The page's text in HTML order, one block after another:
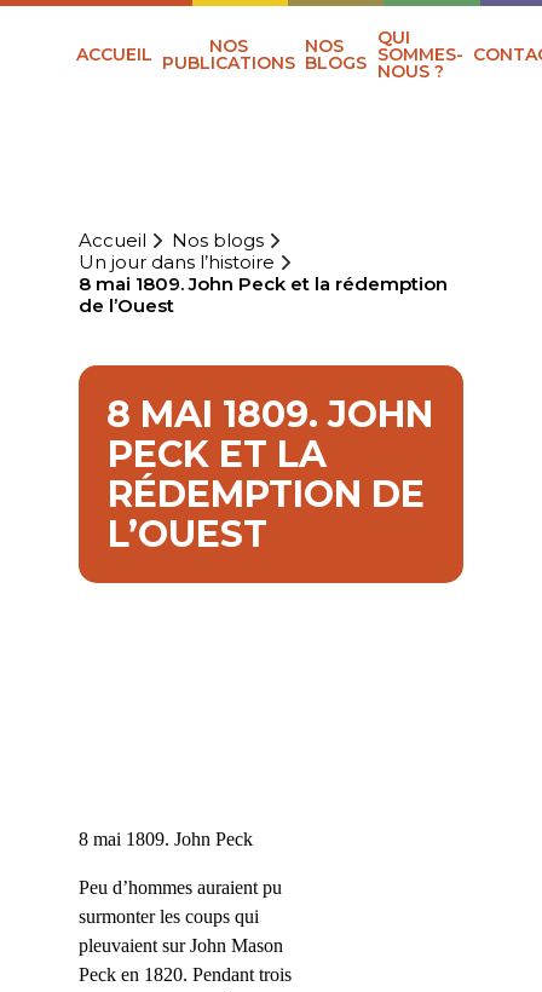
ACCUEIL NOS
PUBLICATIONS
NOS
BLOGS
QUI
SOMMES-
NOUS ?
Accueil
Nos blogs
Un jour dans l’histoire
8 mai 1809. John Peck et la rédemption
de l’Ouest
8 MAI 1809. JOHN
PECK ET LA
RÉDEMPTION DE
L’OUEST
8 mai 1809. John Peck
Peu d’hommes auraient pu
surmonter les coups qui
pleuvaient sur John Mason
Peck en 1820. Pendant trois